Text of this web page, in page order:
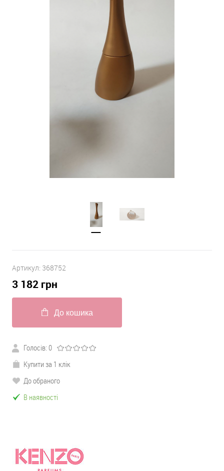
Артикул: 368752
3 182 грн
До кошика
Голосів: 0
Купити за 1 клік
До обраного
В наявності